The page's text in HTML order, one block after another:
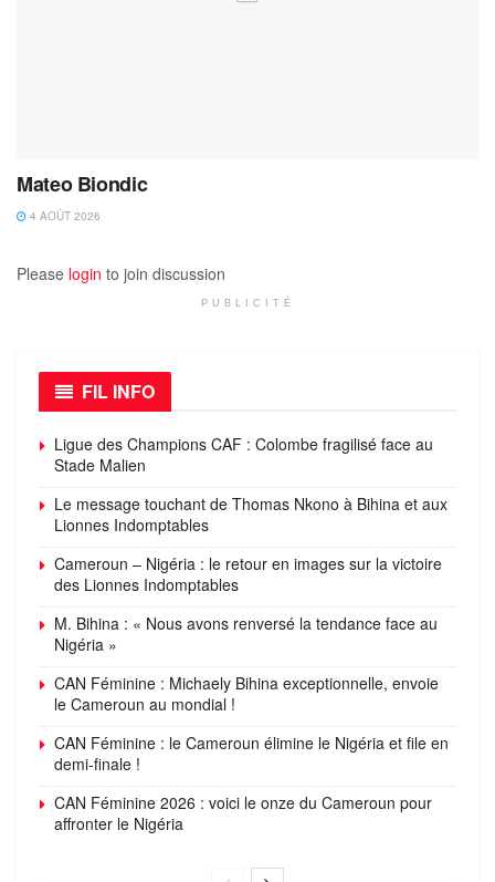
Mateo Biondic
4 AOÛT 2026
Please login to join discussion
PUBLICITÉ
FIL INFO
Ligue des Champions CAF : Colombe fragilisé face au
Stade Malien
Le message touchant de Thomas Nkono à Bihina et aux
Lionnes Indomptables
Cameroun – Nigéria : le retour en images sur la victoire
des Lionnes Indomptables
M. Bihina : « Nous avons renversé la tendance face au
Nigéria »
CAN Féminine : Michaely Bihina exceptionnelle, envoie
le Cameroun au mondial !
CAN Féminine : le Cameroun élimine le Nigéria et file en
demi-finale !
CAN Féminine 2026 : voici le onze du Cameroun pour
affronter le Nigéria